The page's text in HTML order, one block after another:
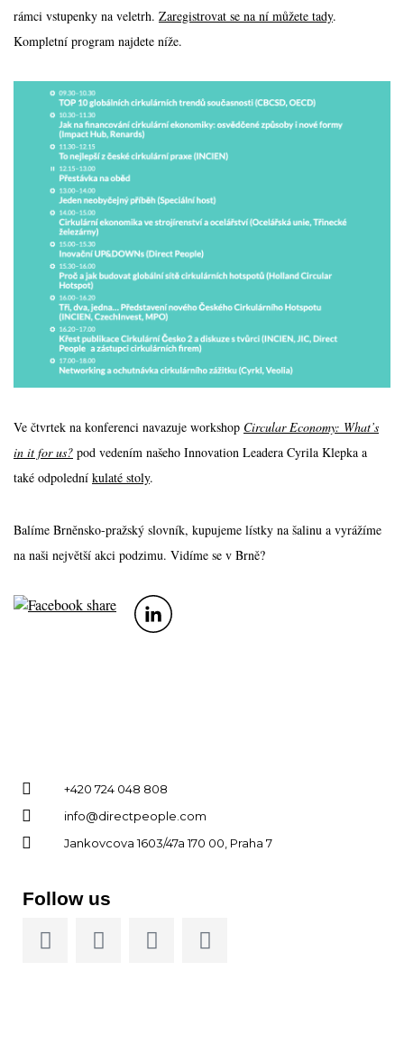
rámci vstupenky na veletrh. Zaregistrovat se na ní můžete tady.
Kompletní program najdete níže.
Ve čtvrtek na konferenci navazuje workshop Circular Economy: What’s
in it for us? pod vedením našeho Innovation Leadera Cyrila Klepka a
také odpolední kulaté stoly.
Balíme Brněnsko-pražský slovník, kupujeme lístky na šalinu a vyrážíme
na naši největší akci podzimu. Vidíme se v Brně?
+420 724 048 808
info@directpeople.com
Jankovcova 1603/47a 170 00, Praha 7
Follow us